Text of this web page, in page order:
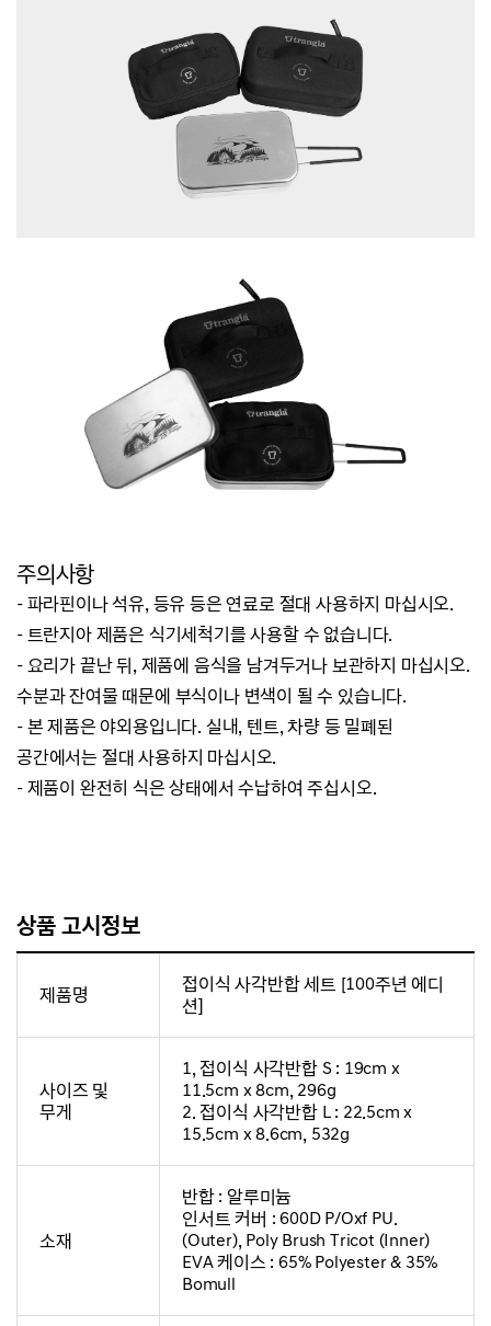
주의사항
- 파라핀이나 석유, 등유 등은 연료로 절대 사용하지 마십시오.
- 트란지아 제품은 식기세척기를 사용할 수 없습니다.
- 요리가 끝난 뒤, 제품에 음식을 남겨두거나 보관하지 마십시오.
수분과 잔여물 때문에 부식이나 변색이 될 수 있습니다.
- 본 제품은 야외용입니다. 실내, 텐트, 차량 등 밀폐된
공간에서는 절대 사용하지 마십시오.
- 제품이 완전히 식은 상태에서 수납하여 주십시오.
상품 고시정보
제품명
접이식 사각반합 세트 [100주년 에디
션]
사이즈 및
무게
1, 접이식 사각반합 S : 19cm x
11.5cm x 8cm, 296g
2. 접이식 사각반합 L : 22.5cm x
15.5cm x 8.6cm, 532g
소재
반합 : 알루미늄
인서트 커버 : 600D P/Oxf PU.
(Outer), Poly Brush Tricot (Inner)
EVA 케이스 : 65% Polyester & 35%
Bomull